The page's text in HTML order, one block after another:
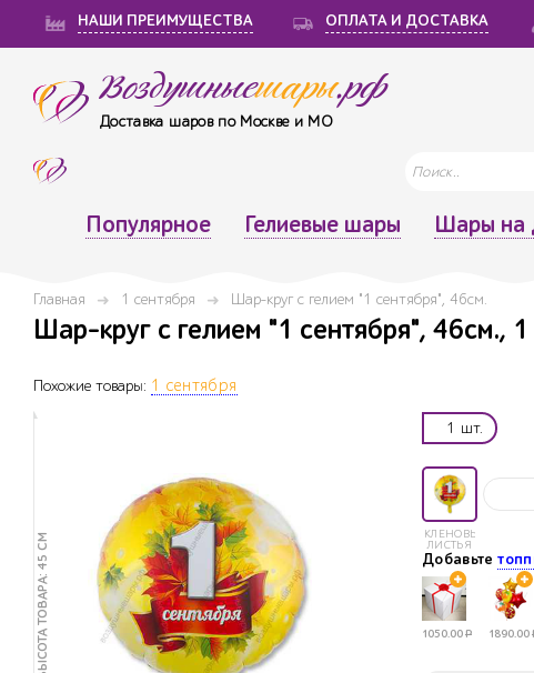
НАШИ ПРЕИМУЩЕСТВА ОПЛАТА И ДОСТАВКА
Воздушныешары.рф
Доставка шаров по Москве и МО
Популярное Гелиевые шары Шары на
Главная 1 сентября Шар-круг с гелием "1 сентября", 46см.
Шар-круг с гелием "1 сентября", 46см., 1
Похожие товары: 1 сентября
ВЫСОТА ТОВАРА: 45 СМ
1 шт.
КЛЕНОВЫЕ
ЛИСТЬЯ
Добавьте
1050.00Р 1890.00